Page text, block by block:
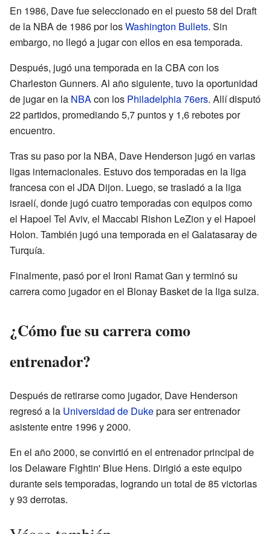
En 1986, Dave fue seleccionado en el puesto 58 del Draft
de la NBA de 1986 por losWashington Bullets. Sin
embargo, no llegó a jugar con ellos en esa temporada.
Después, jugó una temporada en la CBA con los
Charleston Gunners. Al año siguiente, tuvo la oportunidad
de jugar en la NBAcon los Philadelphia 76ers. Allí disputó
22 partidos, promediando 5,7 puntos y 1,6 rebotes por
encuentro.
Tras su paso por la NBA, Dave Henderson jugó en varias
ligas internacionales. Estuvo dos temporadas en la liga
francesa con el JDA Dijon. Luego, se trasladó a la liga
israelí, donde jugó cuatro temporadas con equipos como
el Hapoel Tel Aviv, el Maccabi Rishon LeZion y el Hapoel
Holon. También jugó una temporada en el Galatasaray de
Turquía.
Finalmente, pasó por el Ironi Ramat Gan y terminó su
carrera como jugador en el Blonay Basket de la liga suiza.
¿Cómo fue su carrera como
entrenador?
Después de retirarse como jugador, Dave Henderson
regresó a la Universidad de Dukepara ser entrenador
asistente entre 1996 y 2000.
En el año 2000, se convirtió en el entrenador principal de
los Delaware Fightin' Blue Hens. Dirigió a este equipo
durante seis temporadas, logrando un total de 85 victorias
y 93 derrotas.